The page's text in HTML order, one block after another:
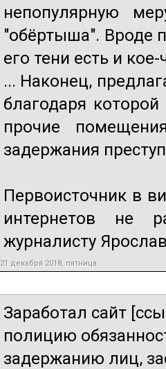
непопулярную
"обёртыша". Вроде
его тени есть и
... Наконец,
благодаря
прочие
задержания
Первоисточник в
интернетов не
журналисту
21 декабря 2018, пятница
Заработал сайт
полицию
задержанию лиц,